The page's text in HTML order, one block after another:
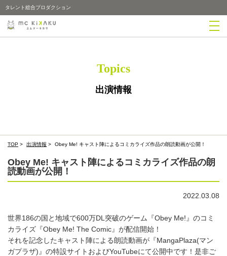
タレント総合プロダクション
Topics
出演情報
TOP > 出演情報 > Obey Me! キャスト陣によるコミカライズ作品の朗読動画が公開！
Obey Me! キャスト陣によるコミカライズ作品の朗
読動画が公開！
2022.03.08
世界186の国と地域で600万DL突破のゲーム『Obey Me!』のコミ
カライズ『Obey Me! The Comic』が配信開始！
それを記念したキャスト陣による朗読動画が『MangaPlaza(マン
ガプラザ)』の特設サイトおよびYouTubeにて公開中です！是非ご